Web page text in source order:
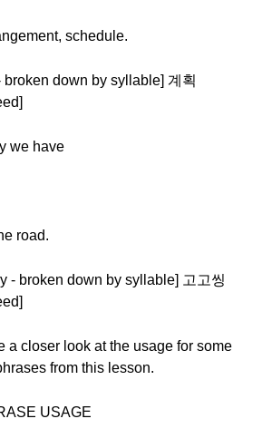
schedule.
broken down by syllable] 계획
we have
road.
- broken down by syllable] 고고씽
a closer look at the usage for some
from this lesson.
USAGE